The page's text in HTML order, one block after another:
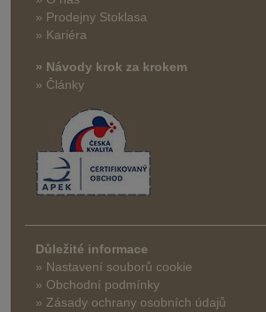
» Prodejny Stoklasa
» Kariéra
» Návody krok za krokem
» Články
Důležité informace
» Nastavení souborů cookie
» Obchodní podmínky
» Zásady ochrany osobních údajů